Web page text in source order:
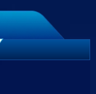
biết
quảng cáo